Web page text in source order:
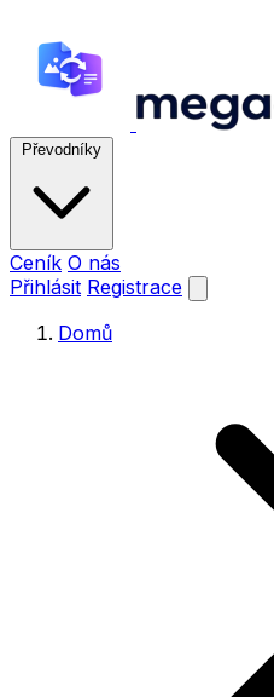
Převodníky
Ceník O nás
Přihlásit Registrace
Domů